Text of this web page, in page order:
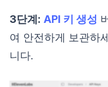
3단계: API 키 생성
여 안전하게 보관하
니다.